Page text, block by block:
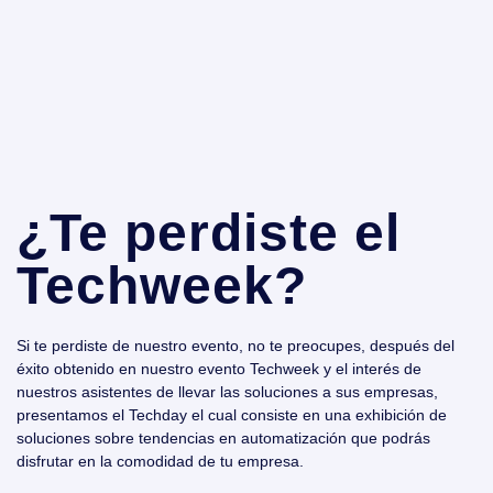
¿Te perdiste el
Techweek?
Si te perdiste de nuestro evento, no te preocupes, después del
éxito obtenido en nuestro evento Techweek y el interés de
nuestros asistentes de llevar las soluciones a sus empresas,
presentamos el Techday el cual consiste en una exhibición de
soluciones sobre tendencias en automatización que podrás
disfrutar en la comodidad de tu empresa.